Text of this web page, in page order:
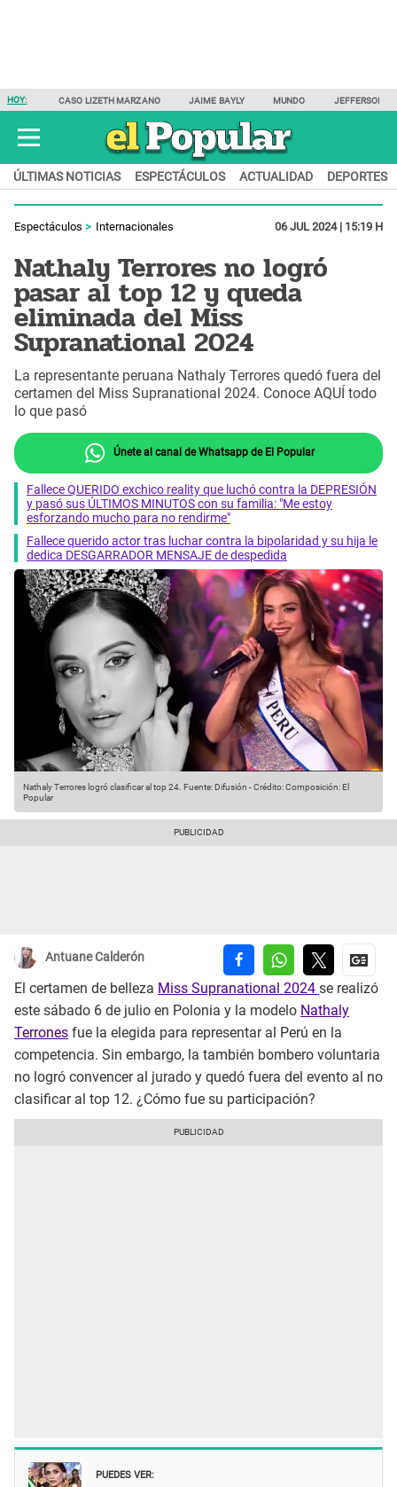
HOY: CASO LIZETH MARZANO JAIME BAYLY MUNDO JEFFERSON
ÚLTIMAS NOTICIAS ESPECTÁCULOS ACTUALIDAD DEPORTES
Espectáculos Internacionales 06 JUL 2024 | 15:19 H
Nathaly Terrores no logró
pasar al top 12 y queda
eliminada del Miss
Supranational 2024
La representante peruana Nathaly Terrores quedó fuera del
certamen del Miss Supranational 2024. Conoce AQUÍ todo
lo que pasó
Únete al canal de Whatsapp de El Popular
Fallece QUERIDO exchico reality que luchó contra la DEPRESIÓN
y pasó sus ÚLTIMOS MINUTOS con su familia: "Me estoy
esforzando mucho para no rendirme"
Fallece querido actor tras luchar contra la bipolaridad y su hija le
dedica DESGARRADOR MENSAJE de despedida
Nathaly Terrores logró clasificar al top 24. Fuente: Difusión -Crédito: Composición: El
Popular
Antuane Calderón
El certamen de belleza Miss Supranational 2024 se realizó
este sábado 6 de julio en Polonia y la modelo Nathaly
Terrones fue la elegida para representar al Perú en la
competencia. Sin embargo, la también bombero voluntaria
no logró convencer al jurado y quedó fuera del evento al no
clasificar al top 12. ¿Cómo fue su participación?
PUEDES VER: